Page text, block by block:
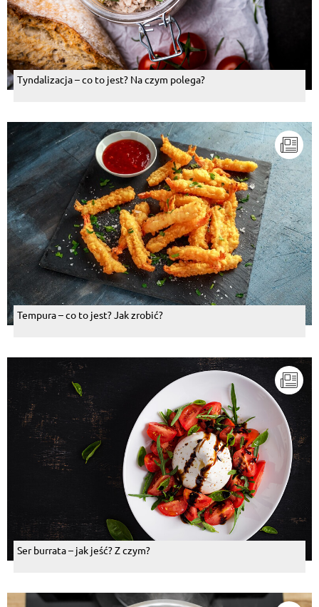
Tyndalizacja – co to jest? Na czym polega?
Tempura – co to jest? Jak zrobić?
Ser burrata – jak jeść? Z czym?